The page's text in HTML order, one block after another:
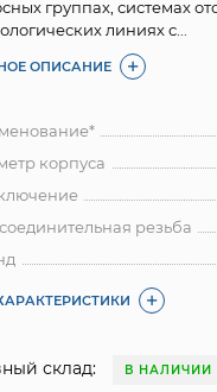
группах, системах
линиях с...
ОПИСАНИЕ
корпуса
резьба
склад: В НАЛИЧИИ